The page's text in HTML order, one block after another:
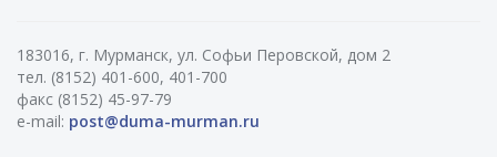
183016, г. Мурманск, ул. Софьи Перовской, дом 2
тел. (8152) 401-600, 401-700
факс (8152) 45-97-79
e-mail: post@duma-murman.ru